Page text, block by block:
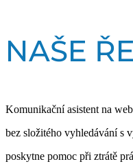
NAŠE
Komunikační asistent na
bez složitého vyhledávání s
poskytne pomoc při ztrátě